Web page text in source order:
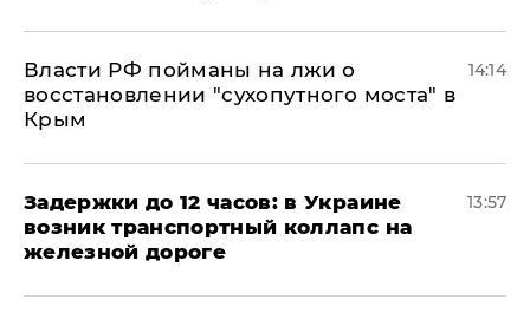
Власти РФ пойманы на лжи о
восстановлении "сухопутного моста" в
Крым
14:14
Задержки до 12 часов: в Украине
возник транспортный коллапс на
железной дороге
13:57